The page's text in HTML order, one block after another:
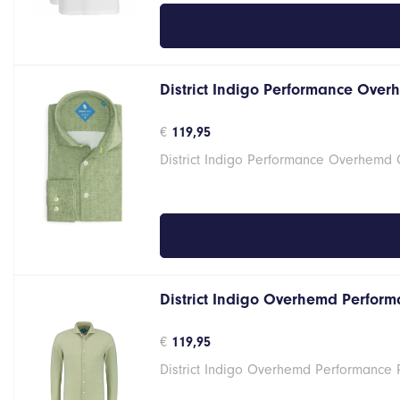
District Indigo Performance
€ 119,95
District Indigo Performance Overhemd
District Indigo Overhemd
€ 119,95
District Indigo Overhemd Performance